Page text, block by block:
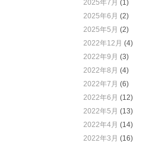
2025年7月 (1)
2025年6月 (2)
2025年5月 (2)
2022年12月 (4)
2022年9月 (3)
2022年8月 (4)
2022年7月 (6)
2022年6月 (12)
2022年5月 (13)
2022年4月 (14)
2022年3月 (16)